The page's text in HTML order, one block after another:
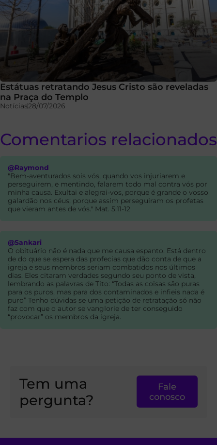
Estátuas retratando Jesus Cristo são reveladas
na Praça do Templo
Notícias28/07/2026
Comentarios relacionados
@Raymond
"Bem-aventurados sois vós, quando vos injuriarem e
perseguirem, e mentindo, falarem todo mal contra vós por
minha causa. Exultai e alegrai-vos, porque é grande o vosso
galardão nos céus; porque assim perseguiram os profetas
que vieram antes de vós." Mat. 5:11-12
@Sankari
O obituário não é nada que me causa espanto. Está dentro
de do que se espera das profecias que dão conta de que a
igreja e seus membros seriam combatidos nos últimos
dias. Eles citaram verdades segundo seu ponto de vista,
lembrando as palavras de Tito: “Todas as coisas são puras
para os puros, mas para dos contaminados e infieis nada é
puro” Tenho dúvidas se uma petição de retratação só não
faz com que o autor se vanglorie de ter conseguido
“provocar” os membros da igreja.
Tem uma
pergunta?
Fale
conosco